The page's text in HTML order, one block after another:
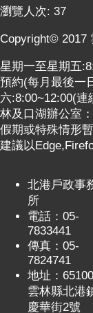
瀏覽人次: 37
Copyright© 2017
星期一至星期五
預約(每月最後一
六:8:00~12:00(
林及口湖辦公室
假期或特殊情形
建議以
北港戶政事
所
電話：05-
7833441
傳真：05-
7824741
地址：
雲林縣北港
慶華街2號